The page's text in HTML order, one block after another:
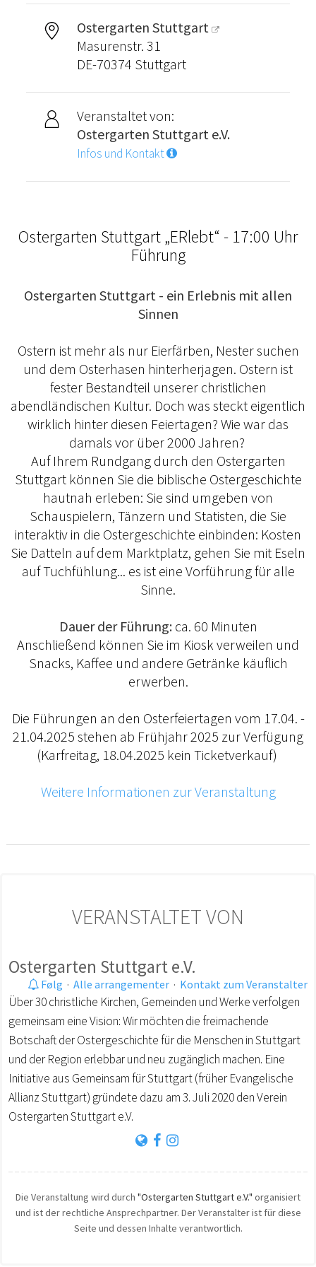
Ostergarten Stuttgart
Masurenstr. 31
DE-70374 Stuttgart
Veranstaltet von:
Ostergarten Stuttgart e.V.
Infos und Kontakt
Ostergarten Stuttgart „ERlebt“ - 17:00 Uhr
Führung
Ostergarten Stuttgart - ein Erlebnis mit allen
Sinnen
Ostern ist mehr als nur Eierfärben, Nester suchen
und dem Osterhasen hinterherjagen. Ostern ist
fester Bestandteil unserer christlichen
abendländischen Kultur. Doch was steckt eigentlich
wirklich hinter diesen Feiertagen? Wie war das
damals vor über 2000 Jahren?
Auf Ihrem Rundgang durch den Ostergarten
Stuttgart können Sie die biblische Ostergeschichte
hautnah erleben: Sie sind umgeben von
Schauspielern, Tänzern und Statisten, die Sie
interaktiv in die Ostergeschichte einbinden: Kosten
Sie Datteln auf dem Marktplatz, gehen Sie mit Eseln
auf Tuchfühlung... es ist eine Vorführung für alle
Sinne.
Dauer der Führung:ca. 60 Minuten
Anschließend können Sie im Kiosk verweilen und
Snacks, Kaffee und andere Getränke käuflich
erwerben.
Die Führungen an den Osterfeiertagen vom 17.04. -
21.04.2025 stehen ab Frühjahr 2025 zur Verfügung
(Karfreitag, 18.04.2025 kein Ticketverkauf)
Weitere Informationen zur Veranstaltung
VERANSTALTET VON
Ostergarten Stuttgart e.V.
Følg · Alle arrangementer · Kontakt zum Veranstalter
Über 30 christliche Kirchen, Gemeinden und Werke verfolgen
gemeinsam eine Vision: Wir möchten die freimachende
Botschaft der Ostergeschichte für die Menschen in Stuttgart
und der Region erlebbar und neu zugänglich machen. Eine
Initiative aus Gemeinsam für Stuttgart (früher Evangelische
Allianz Stuttgart) gründete dazu am 3. Juli 2020 den Verein
Ostergarten Stuttgart e.V.
Die Veranstaltung wird durch "Ostergarten Stuttgart e.V." organisiert
und ist der rechtliche Ansprechpartner. Der Veranstalter ist für diese
Seite und dessen Inhalte verantwortlich.